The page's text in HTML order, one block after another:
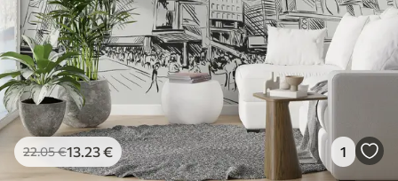
22.05€13 .23€ 1